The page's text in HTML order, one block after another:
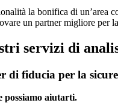
la bonifica di un’area
un partner migliore per
servizi di
di fiducia per la
possiamo aiutarti.